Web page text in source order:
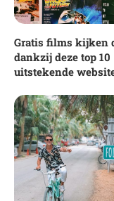
Gratis films kijken
dankzij deze top 10
uitstekende